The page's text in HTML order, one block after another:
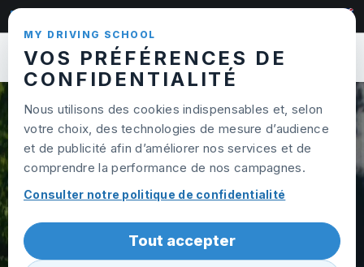
MY DRIVING SCHOOL
VOS PRÉFÉRENCES DE
CONFIDENTIALITÉ
Nous utilisons des cookies indispensables et, selon
votre choix, des technologies de mesure d’audience
et de publicité afin d’améliorer nos services et de
comprendre la performance de nos campagnes.
Consulter notre politique de confidentialité
Tout accepter
Skip to content
BLOG